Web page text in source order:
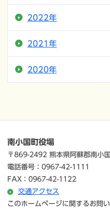
2022年
2021年
2020年
南小国町役場
〒869-2492 熊本県阿蘇郡南小
電話番号：0967-42-1111
FAX：0967-42-1122
交通アクセス
このホームページに関するお問